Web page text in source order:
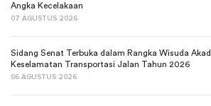
Angka Kecelakaan
07 AGUSTUS 2026
Sidang Senat Terbuka dalam Rangka Wisuda
Keselamatan Transportasi Jalan Tahun 2026
06 AGUSTUS 2026